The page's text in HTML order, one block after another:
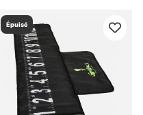
Épuisé